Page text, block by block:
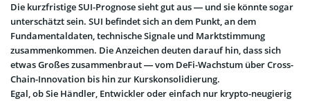
Die kurzfristige SUI-Prognose sieht gut aus — und sie könnte sogar
unterschätzt sein. SUI befindet sich an dem Punkt, an dem
Fundamentaldaten, technische Signale und Marktstimmung
zusammenkommen. Die Anzeichen deuten darauf hin, dass sich
etwas Großes zusammenbraut — vom DeFi-Wachstum über Cross-
Chain-Innovation bis hin zur Kurskonsolidierung.
Egal, ob Sie Händler, Entwickler oder einfach nur krypto-neugierig